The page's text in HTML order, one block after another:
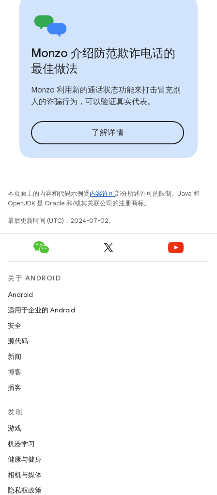
Monzo 介绍防范欺诈电话的
最佳做法
Monzo 利用新的通话状态功能来打击冒充别
人的诈骗行为，可以验证真实代表。
了解详情
本页面上的内容和代码示例受内容许可部分所述许可的限制。Java 和
OpenJDK 是 Oracle 和/或其关联公司的注册商标。
最后更新时间 (UTC)：2024-07-02。
关于 ANDROID
Android
适用于企业的 Android
安全
源代码
新闻
博客
播客
发现
游戏
机器学习
健康与健身
相机与媒体
隐私权政策